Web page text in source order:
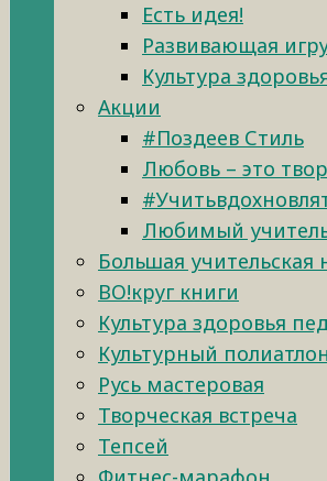
Есть идея!
Развивающая
Культура
Акции
#Поздеев Стиль
Любовь – это
Любимый
Большая учительская
ВО!круг книги
Культура здоровья
Культурный полиатлон
Русь мастеровая
Творческая встреча
Тепсей